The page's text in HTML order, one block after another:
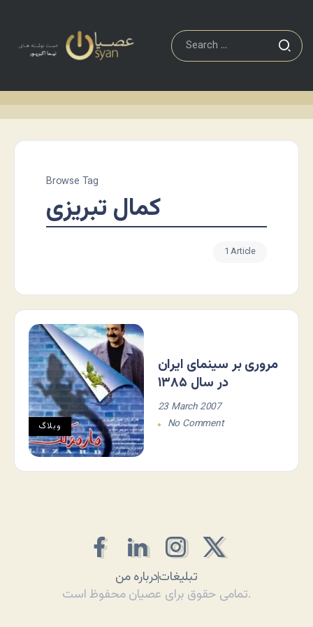
Browse Tag
کمال تبریزی
1 Article
وبلاگ
مروری بر سینمای ایران
در سال ۱۳۸۵
23 March 2007
No Comment
درباره منتبلیغات
تمامی حقوق برای عصیان محفوظ است.